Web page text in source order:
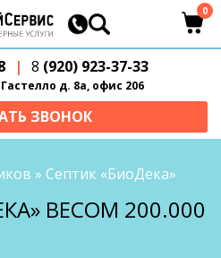
| 8 (920) 923-37-33
д. 8а, офис 206
0
ЗВОНОК
» Септик «БиоДека»
ВЕСОМ 200.000